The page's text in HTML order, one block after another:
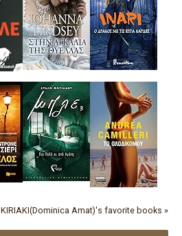
KIRIAKI(Dominica Amat)'s favorite books »